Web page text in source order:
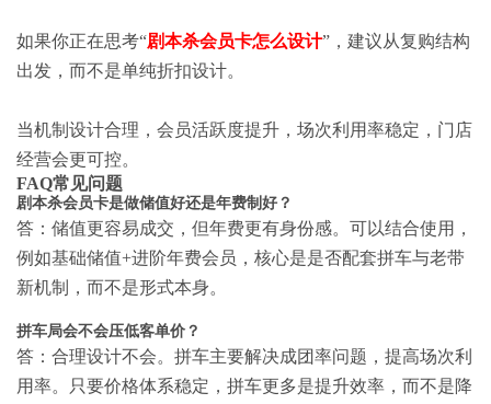
如果你正在思考“剧本杀会员卡怎么设计”，建议从复购结构
出发，而不是单纯折扣设计。
当机制设计合理，会员活跃度提升，场次利用率稳定，门店
经营会更可控。
FAQ常见问题
剧本杀会员卡是做储值好还是年费制好？
答：储值更容易成交，但年费更有身份感。可以结合使用，
例如基础储值+进阶年费会员，核心是是否配套拼车与老带
新机制，而不是形式本身。
拼车局会不会压低客单价？
答：合理设计不会。拼车主要解决成团率问题，提高场次利
用率。只要价格体系稳定，拼车更多是提升效率，而不是降